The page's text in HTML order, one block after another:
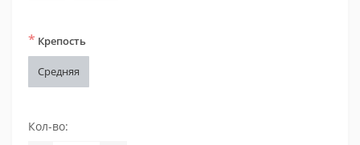
* Крепость
Средняя
Кол-во: